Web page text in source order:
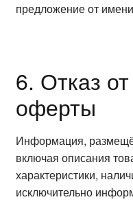
предложение от
6. Отказ
оферты
Информация,
включая описания
характеристики,
исключительно